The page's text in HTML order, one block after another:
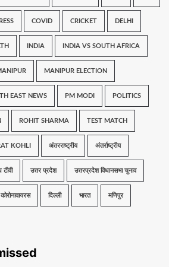
COVID CRICKET DELHI
INDIA INDIA VS SOUTH AFRICA
MANIPUR ELECTION
EAST NEWS PM MODI POLITICS
ROHIT SHARMA TEST MATCH
KOHLI अंतरराष्ट्रीय अंतर्राष्ट्रीय
उत्तर प्रदेश उत्तरप्रदेश विधानसभा चुनाव
कोरोनावायरस दिल्ली भारत मणिपुर